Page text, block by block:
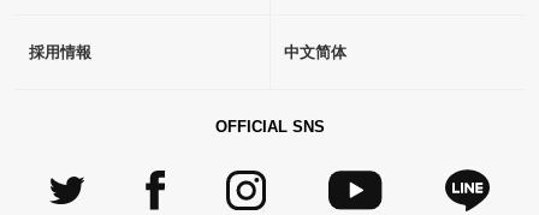
採用情報 中文简体
OFFICIAL SNS